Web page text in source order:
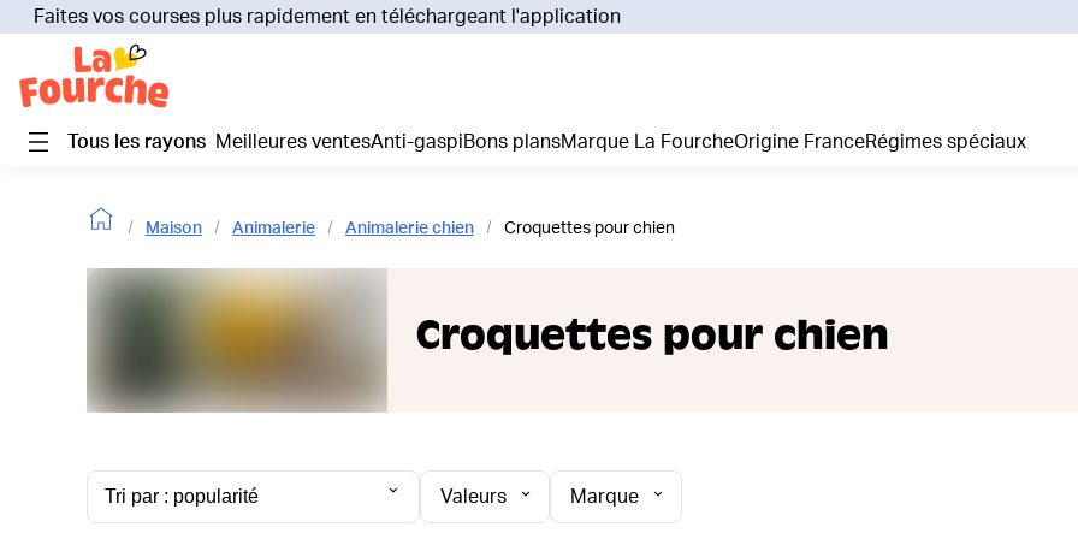
Faites vos courses plus rapidement en téléchargeant l'application
Tous les rayons Meilleures ventes Anti-gaspi Bons plans Marque La Fourche Origine France Régimes spéciaux
Maison Animalerie Animalerie chien Croquettes pour chien
Croquettes pour chien
Valeurs Marque